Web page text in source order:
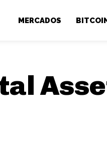
MERCADOS